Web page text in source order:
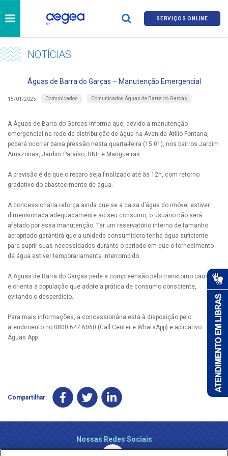
SERVIÇOS ONLINE
NOTÍCIAS
Águas de Barra do Garças – Manutenção Emergencial
15/01/2025 Comunicados Comunicados Águas de Barra do Garças
A Águas de Barra do Garças informa que, devido a manutenção
emergencial na rede de distribuição de água na Avenida Atílio Fontana,
poderá ocorrer baixa pressão nesta quarta-feira (15.01), nos bairros Jardim
Amazonas, Jardim Paraíso, BNH e Mangueiras.
A previsão é de que o reparo seja finalizado até às 12h, com retorno
gradativo do abastecimento de água.
A concessionária reforça ainda que se a caixa d’água do imóvel estiver
dimensionada adequadamente ao seu consumo, o usuário não será
afetado por essa manutenção. Ter um reservatório interno de tamanho
apropriado garantirá que a unidade consumidora tenha água suficiente
para suprir suas necessidades durante o período em que o fornecimento
de água estiver temporariamente interrompido.
A Águas de Barra do Garças pede a compreensão pelo transtorno causado
e orienta a população que adote a prática de consumo consciente,
evitando o desperdício.
Para mais informações, a concessionária está à disposição pelo
atendimento no 0800 647 6060 (Call Center e WhatsApp) e aplicativo
Águas App.
Compartilhar:
Nossas Redes Sociais